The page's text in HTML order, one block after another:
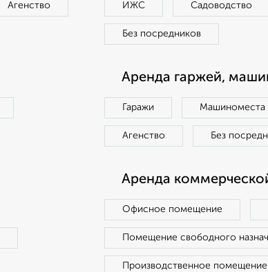
Агенство ИЖС Садоводство
Без посредников
Аренда гаржей,
Гаражи Машиноместа
Агенство Без
Аренда
Офисное помещение
Помещение свободного
Производственное помещение